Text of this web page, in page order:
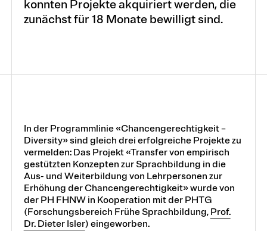
konnten Projekte akquiriert werden, die
zunächst für 18 Monate bewilligt sind.
In der Programmlinie «Chancengerechtigkeit –
Diversity» sind gleich drei erfolgreiche Projekte zu
vermelden: Das Projekt «Transfer von empirisch
gestützten Konzepten zur Sprachbildung in die
Aus- und Weiterbildung von Lehrpersonen zur
Erhöhung der Chancengerechtigkeit» wurde von
der PH FHNW in Kooperation mit der PHTG
(Forschungsbereich Frühe Sprachbildung, Prof.
Dr. Dieter Isler) eingeworben.